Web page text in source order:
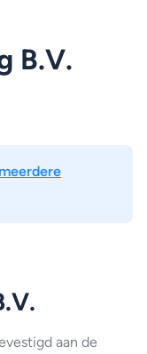
B.V.
aan de